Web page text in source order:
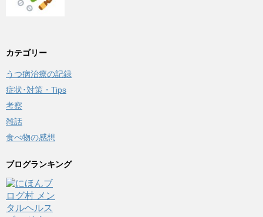
カテゴリー
うつ病治療の記録
症状･対策・Tips
考察
雑話
食べ物の感想
ブログランキング